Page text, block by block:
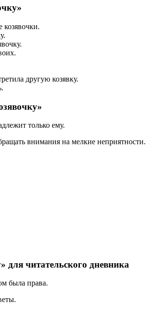
другую козявку.
только ему.
внимания на мелкие неприятности.
читательского дневника
была права.